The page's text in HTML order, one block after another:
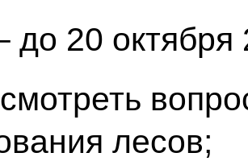
до 20 октября
лесов;